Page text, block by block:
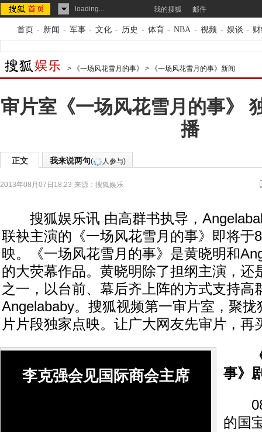
loading... 我的搜狐 邮件
首页 - 新闻 - 军事 - 文化 - 历史 - 体育 - NBA - 视频 - 娱谈 -
> 《一场风花雪月的事》 > 《一场风花雪月的事》新闻
审片室《一场风花雪月的事》
播
正文 我来说两句( 人参与)
2013年08月07日18:23 来源： 搜狐娱乐
搜狐娱乐讯 由高群书执导，
联袂主演的《一场风花雪月的事》即将于
映。《一场风花雪月的事》是黄晓明和
的大荧幕作品。黄晓明除了担纲主演，还
之一，以台前、幕后齐上阵的方式支持高
Angelababy。搜狐视频第一审片室，聚
片片段独家点映。让广大网友先审片，再
李克强会见国际商会主席
事》
08
的国